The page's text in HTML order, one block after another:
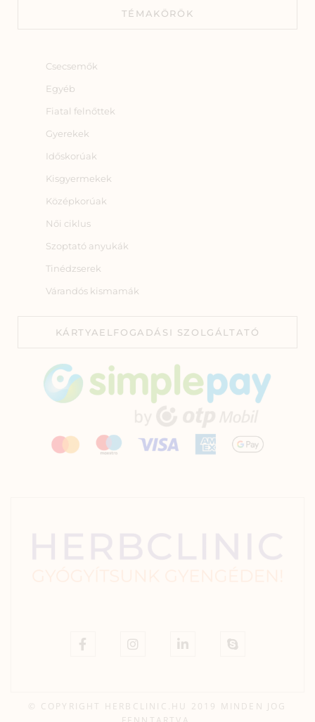
TÉMAKÖRÖK
Csecsemők
Egyéb
Fiatal felnőttek
Gyerekek
Időskorúak
Kisgyermekek
Középkorúak
Női ciklus
Szoptató anyukák
Tinédzserek
Várandós kismamák
KÁRTYAELFOGADÁSI SZOLGÁLTATÓ
© COPYRIGHT HERBCLINIC.HU 2019 MINDEN JOG